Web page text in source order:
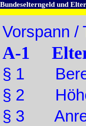
Bundeselterngeld und
Vorspann /
A-1
§ 1
§ 2 Höhe
§ 3